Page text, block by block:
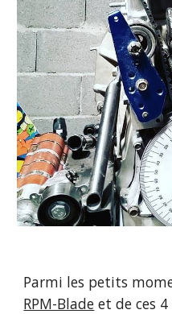
RPM-Blade et de ces